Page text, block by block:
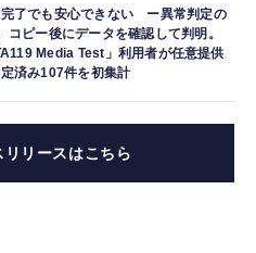
完了でも安心できない ー異常判定の
コピー後にデータを確認して判明。
Media Test」利用者が任意提供
済み107件を初集計
リリースはこちら